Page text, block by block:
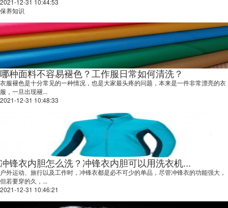
2021-12-31 10:44:53
保养知识
哪种面料不容易褪色？工作服日常如何清洗？
衣服褪色是十分常见的一种情况，也是大家最头疼的问题，本来是一件非常漂亮的衣
服，一旦出现褪...
2021-12-31 10:48:33
冲锋衣内胆怎么洗？冲锋衣内胆可以用洗衣机...
户外运动、旅行以及工作时，冲锋衣都是必不可少的单品，尽管冲锋衣的功能强大，
但若要穿的久，...
2021-12-31 10:46:21